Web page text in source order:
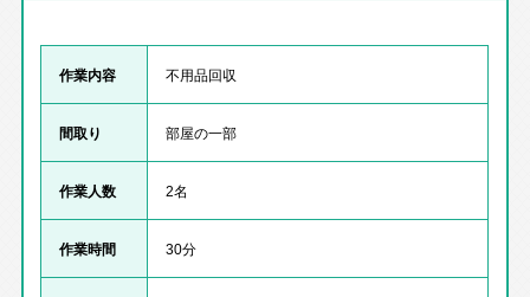
作業内容 不用品回収
間取り 部屋の一部
作業人数 2名
作業時間 30分